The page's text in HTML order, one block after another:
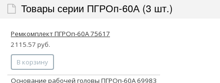
Товары серии ПГРОп-60А (3 шт.)
Ремкомплект ПГРОп-60А 75617
2115.57 руб.
В корзину
Основание рабочей головы ПГРОп-60А 69983